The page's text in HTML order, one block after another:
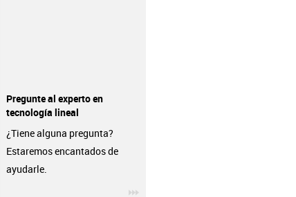
Pregunte al experto en
tecnología lineal
¿Tiene alguna pregunta?
Estaremos encantados de
ayudarle.